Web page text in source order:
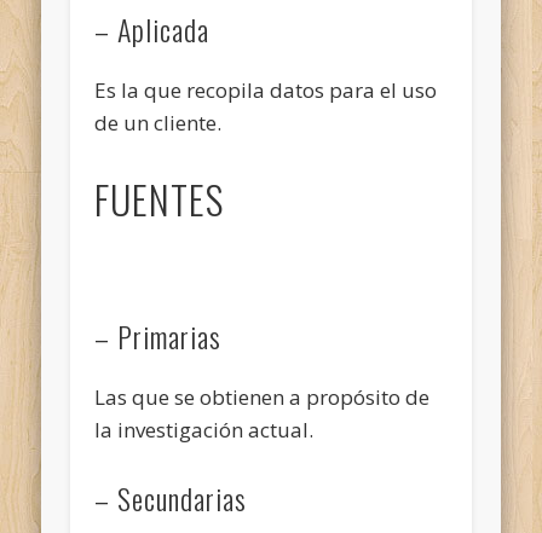
– Aplicada
Es la que recopila datos para el uso
de un cliente.
FUENTES
– Primarias
Las que se obtienen a propósito de
la investigación actual.
– Secundarias